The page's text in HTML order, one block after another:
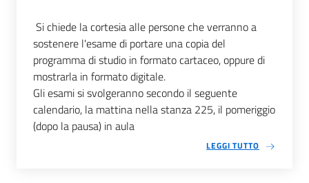
Si chiede la cortesia alle persone che verranno a
sostenere l'esame di portare una copia del
programma di studio in formato cartaceo, oppure di
mostrarla in formato digitale.
Gli esami si svolgeranno secondo il seguente
calendario, la mattina nella stanza 225, il pomeriggio
(dopo la pausa) in aula
LEGGI TUTTO